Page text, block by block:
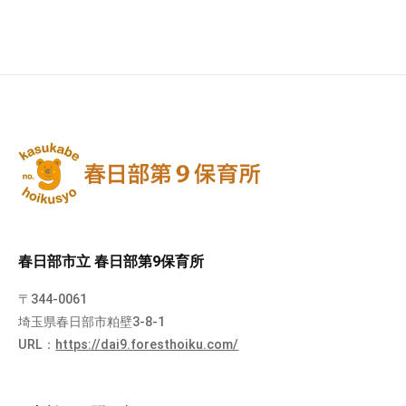
春日部市立 春日部第9保育所
〒344-0061
埼玉県春日部市粕壁3-8-1
URL： https://dai9.foresthoiku.com/